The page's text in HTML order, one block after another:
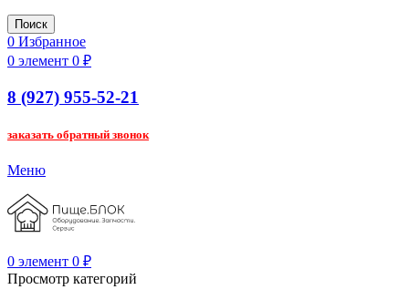
Поиск
0 Избранное
0 элемент 0 ₽
8 (927) 955-52-21
заказать обратный звонок
Меню
0 элемент 0 ₽
Просмотр категорий